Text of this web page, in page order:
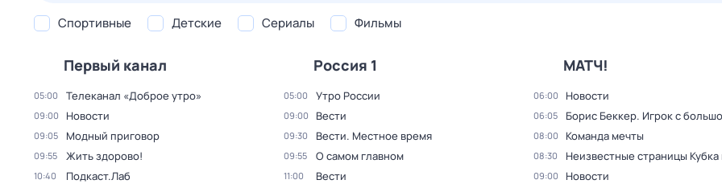
Спортивные Детские Сериалы Фильмы
Первый канал
05:00 Телеканал «Доброе утро»
09:00 Новости
09:05 Модный приговор
09:55 Жить здорово!
10:40 Подкаст.Лаб
Россия 1
05:00 Утро России
09:00 Вести
09:30 Вести. Местное время
09:55 О самом главном
11:00 Вести
МАТЧ!
06:00 Новости
06:05 Борис Беккер. Игрок с
08:00 Команда мечты
08:30 Неизвестные страницы
09:00 Новости